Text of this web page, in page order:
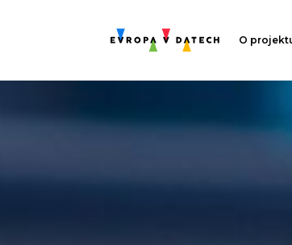
O